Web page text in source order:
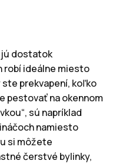
dostatok
robí ideálne miesto
ste prekvapení, koľko
pestovať na okennom
sú napríklad
namiesto
si môžete
čerstvé bylinky,